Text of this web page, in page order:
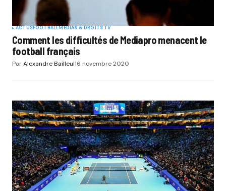
ACTUSFOOTBALLMÉDIAS & DROITS TV
Comment les difficultés de Mediapro menacent le
football français
ParAlexandre Bailleul16 novembre 2020